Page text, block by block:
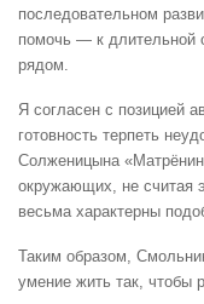
последовательном
помочь — к длительной
рядом.
Я согласен с позицией
готовность терпеть
Солженицына
окружающих, не считая
весьма характерны
Таким образом,
умение жить так, чтобы